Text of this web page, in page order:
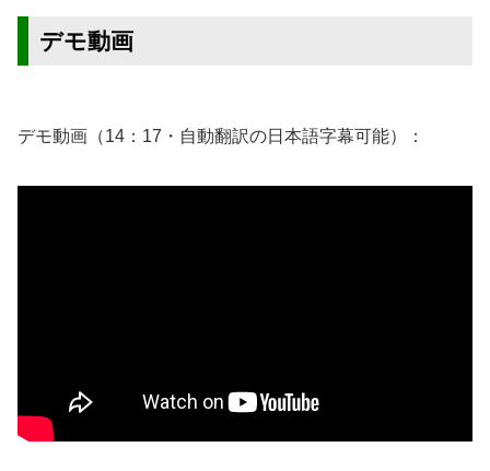
デモ動画
デモ動画（14：17・自動翻訳の日本語字幕可能）：